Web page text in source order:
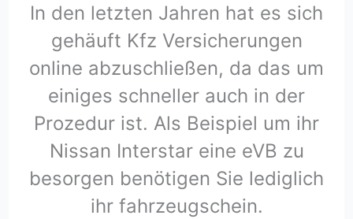
In den letzten Jahren hat es sich
gehäuft Kfz Versicherungen
online abzuschließen, da das um
einiges schneller auch in der
Prozedur ist. Als Beispiel um ihr
Nissan Interstar eine eVB zu
besorgen benötigen Sie lediglich
ihr fahrzeugschein.